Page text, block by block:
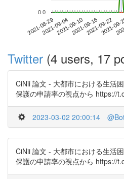
2021-08-292021-09-042021-09-102021-09-162021-09-22
2021-
0.0
Twitter (4 users, 17
CiNii 論文 - 大都市における生活
保護の申請率の視点から https://
2023-03-02 20:00:14
CiNii 論文 - 大都市における生活
保護の申請率の視点から https://